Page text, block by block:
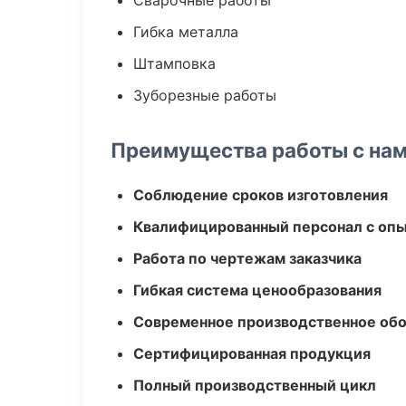
Гибка металла
Штамповка
Зуборезные работы
Преимущества работы с
Соблюдение сроков изготовления
Квалифицированный персонал с
Работа по чертежам заказчика
Гибкая система ценообразования
Современное производственное
Сертифицированная продукция
Полный производственный цикл